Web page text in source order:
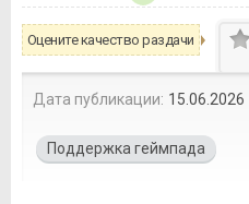
Оцените качество раздачи
Дата публикации: 15.06.2026
Поддержка геймпада